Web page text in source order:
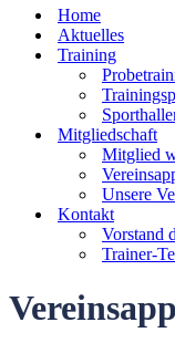
Home
Aktuelles
Training
Mitgliedschaft
Mitglied
Unsere
Kontakt
Vorstand
Trainer-